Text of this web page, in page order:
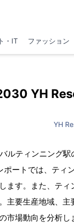
・IT ファッション
YH
YH
ルティンニング駅
ートでは、ティ
ます。また、ティ
要生産地域、主
市場動向を分析し